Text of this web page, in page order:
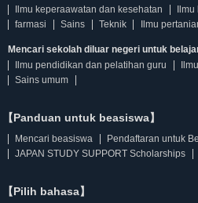
Ilmu keperaawatan dan kesehatan
farmasi
Sains Teknik Ilmu
Mencari sekolah diluar negeri untuk
Ilmu pendidikan dan pelatihan guru
Sains umum
【Panduan untuk beasiswa】
Mencari beasiswa
Pendaftaran untuk
JAPAN STUDY SUPPORT Scholarships
【Pilih bahasa】